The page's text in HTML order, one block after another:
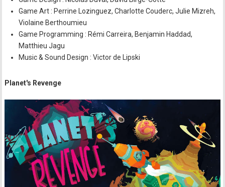
Game Art : Perrine Lozinguez, Charlotte Couderc, Julie Mizreh,
Violaine Berthoumieu
Game Programming : Rémi Carreira, Benjamin Haddad,
Matthieu Jagu
Music & Sound Design : Victor de Lipski
Planet's Revenge